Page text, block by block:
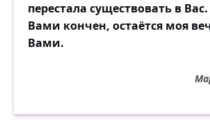
перестала существовать в
Вами кончен, остаётся моя
Вами.